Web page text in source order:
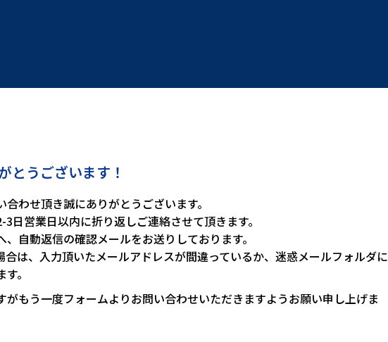
とうございます！
わせ頂き誠にありがとうございます。
日営業日以内に折り返しご連絡させて頂きます。
自動返信の確認メールをお送りしております。
合は、入力頂いたメールアドレスが間違っているか、迷惑メールフォルダに
。
もう一度フォームよりお問い合わせいただきますようお願い申し上げま